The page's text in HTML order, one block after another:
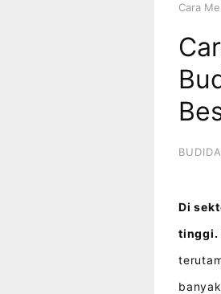
Cara
Di
tinggi.